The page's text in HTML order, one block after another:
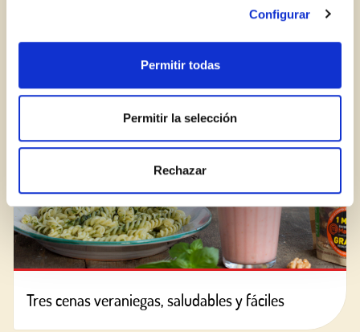
Configurar
Permitir todas
Permitir la selección
Rechazar
Tres cenas veraniegas, saludables y fáciles